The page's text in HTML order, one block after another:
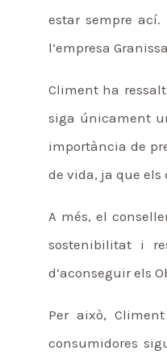
estar sempre
l’empresa
Climent ha
siga únicament
importància de
de vida, ja que
A més, el
sostenibilitat i
d’aconseguir els
Per això,
consumidores